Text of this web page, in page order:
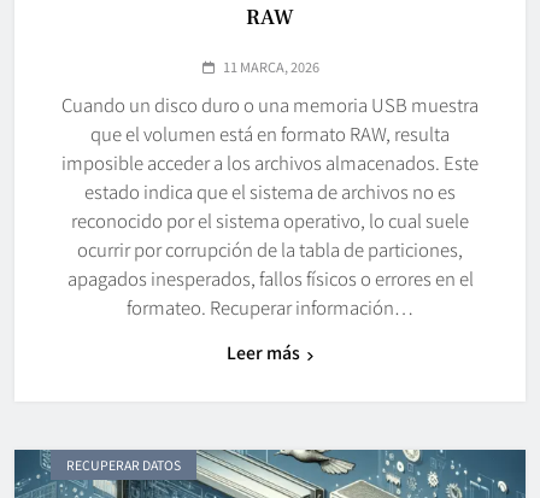
RAW
11 MARCA, 2026
Cuando un disco duro o una memoria USB muestra
que el volumen está en formato RAW, resulta
imposible acceder a los archivos almacenados. Este
estado indica que el sistema de archivos no es
reconocido por el sistema operativo, lo cual suele
ocurrir por corrupción de la tabla de particiones,
apagados inesperados, fallos físicos o errores en el
formateo. Recuperar información…
Leer más
RECUPERAR DATOS